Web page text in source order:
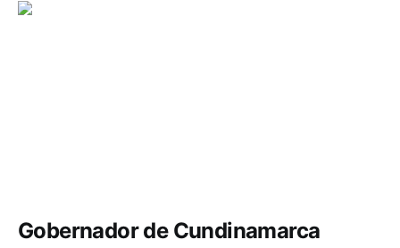
Gobernador de Cundinamarca